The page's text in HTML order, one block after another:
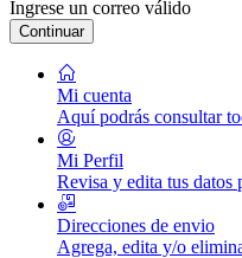
Ingrese un correo válido
Continuar
Mi cuenta
Aquí podrás consultar
Mi Perfil
Revisa y edita tus datos
Direcciones de envio
Agrega, edita y/o